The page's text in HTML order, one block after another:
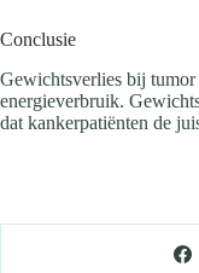
Conclusie
Gewichtsverlies bij tumor
energieverbruik.
dat kankerpatiënten de